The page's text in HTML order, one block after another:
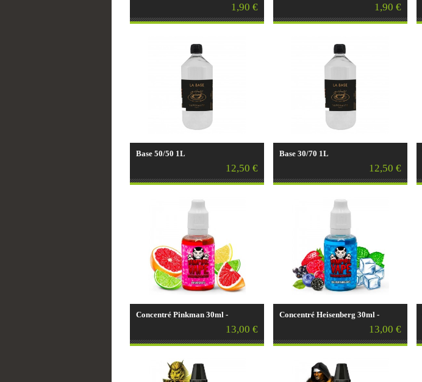
1,90 € 1,90 €
Base 50/50 1L
12,50 €
Base 30/70 1L
12,50 €
Concentré Pinkman 30ml -
13,00 €
Concentré Heisenberg 30ml -
13,00 €